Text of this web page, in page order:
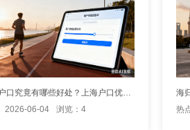
2026-06-04
浏览：4
海
热